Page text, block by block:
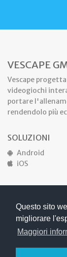
Questo sito
migliorare
Maggiori
VESCAPE
Vescape
videogiochi
portare
rendendolo più
SOLUZIONI
Android
iOS
© Vescape